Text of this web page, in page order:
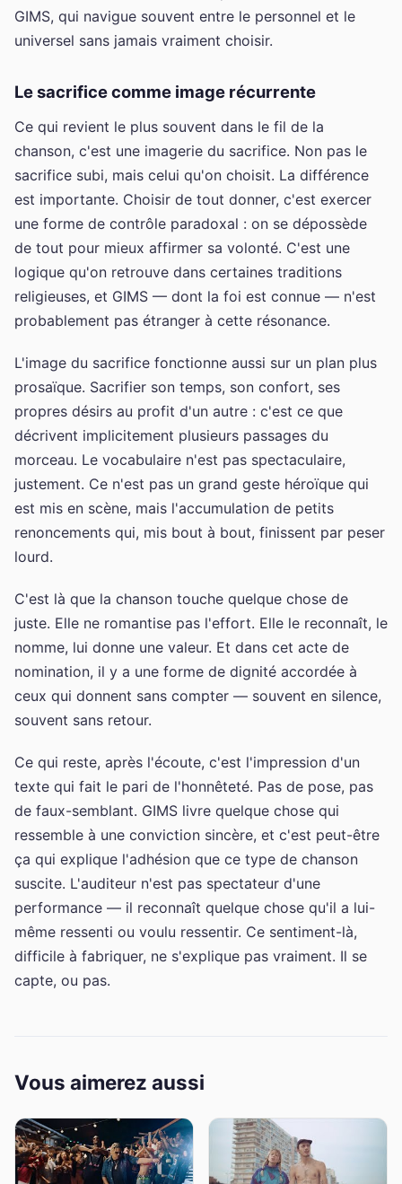
GIMS, qui navigue souvent entre le personnel et le
universel sans jamais vraiment choisir.
Le sacrifice comme image récurrente
Ce qui revient le plus souvent dans le fil de la
chanson, c'est une imagerie du sacrifice. Non pas le
sacrifice subi, mais celui qu'on choisit. La différence
est importante. Choisir de tout donner, c'est exercer
une forme de contrôle paradoxal : on se dépossède
de tout pour mieux affirmer sa volonté. C'est une
logique qu'on retrouve dans certaines traditions
religieuses, et GIMS — dont la foi est connue — n'est
probablement pas étranger à cette résonance.
L'image du sacrifice fonctionne aussi sur un plan plus
prosaïque. Sacrifier son temps, son confort, ses
propres désirs au profit d'un autre : c'est ce que
décrivent implicitement plusieurs passages du
morceau. Le vocabulaire n'est pas spectaculaire,
justement. Ce n'est pas un grand geste héroïque qui
est mis en scène, mais l'accumulation de petits
renoncements qui, mis bout à bout, finissent par peser
lourd.
C'est là que la chanson touche quelque chose de
juste. Elle ne romantise pas l'effort. Elle le reconnaît, le
nomme, lui donne une valeur. Et dans cet acte de
nomination, il y a une forme de dignité accordée à
ceux qui donnent sans compter — souvent en silence,
souvent sans retour.
Ce qui reste, après l'écoute, c'est l'impression d'un
texte qui fait le pari de l'honnêteté. Pas de pose, pas
de faux-semblant. GIMS livre quelque chose qui
ressemble à une conviction sincère, et c'est peut-être
ça qui explique l'adhésion que ce type de chanson
suscite. L'auditeur n'est pas spectateur d'une
performance — il reconnaît quelque chose qu'il a lui-
même ressenti ou voulu ressentir. Ce sentiment-là,
difficile à fabriquer, ne s'explique pas vraiment. Il se
capte, ou pas.
Vous aimerez aussi